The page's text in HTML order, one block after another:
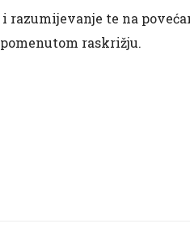
te na
raskrižju.